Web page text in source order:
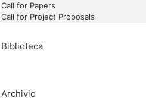
Call for Papers
Call for Project Proposals
Biblioteca
Archivio